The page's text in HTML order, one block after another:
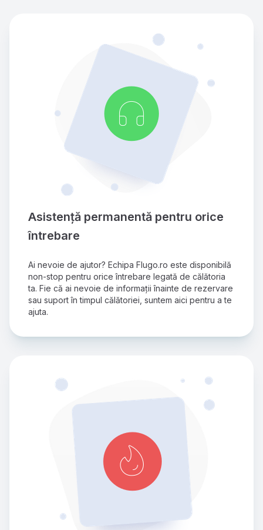
Asistență permanentă pentru orice
întrebare
Ai nevoie de ajutor? Echipa Flugo.ro este disponibilă
non-stop pentru orice întrebare legată de călătoria
ta. Fie că ai nevoie de informații înainte de rezervare
sau suport în timpul călătoriei, suntem aici pentru a te
ajuta.